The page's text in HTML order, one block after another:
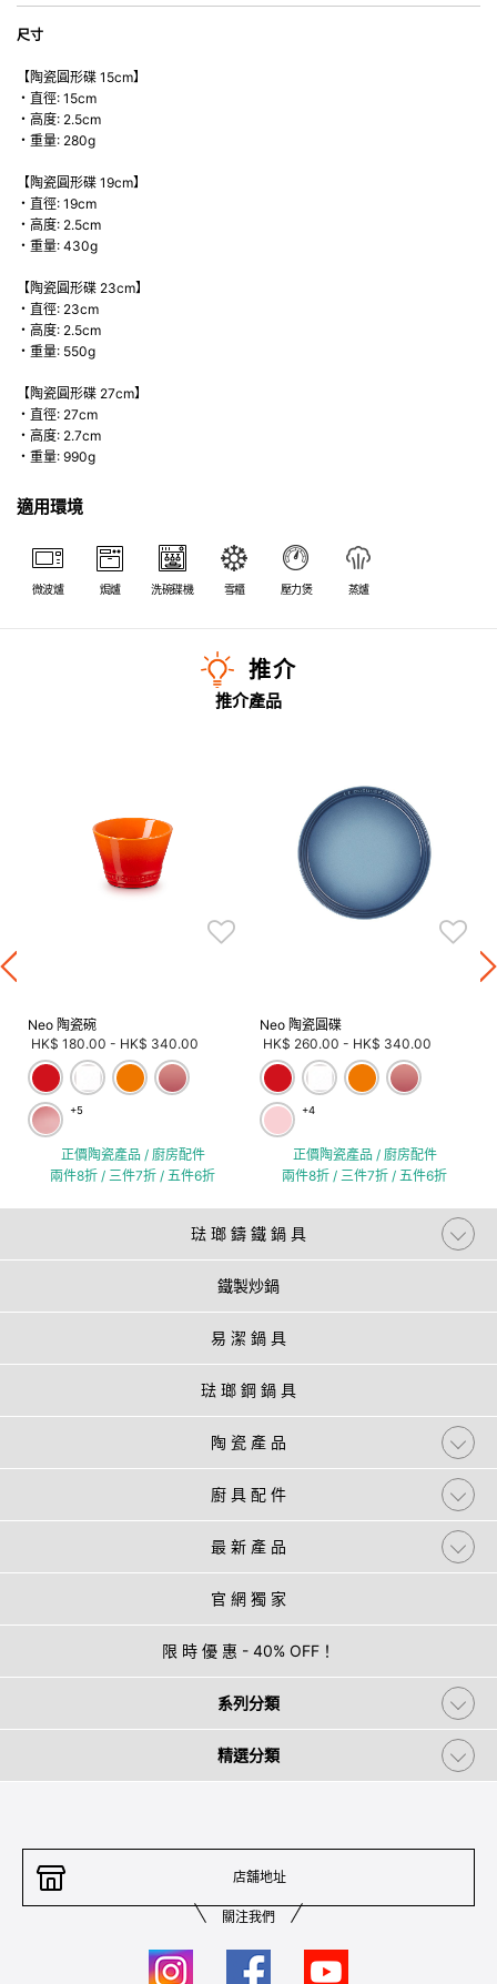
尺寸
【陶瓷圓形碟 15cm】
・直徑: 15cm
・高度: 2.5cm
・重量: 280g
【陶瓷圓形碟 19cm】
・直徑: 19cm
・高度: 2.5cm
・重量: 430g
【陶瓷圓形碟 23cm】
・直徑: 23cm
・高度: 2.5cm
・重量: 550g
【陶瓷圓形碟 27cm】
・直徑: 27cm
・高度: 2.7cm
・重量: 990g
適用環境
微波爐 焗爐 洗碗碟機 雪櫃 壓力煲 蒸爐
推介
推介產品
Neo 陶瓷碗
HK$ 180.00 - HK$ 340.00
+5
正價陶瓷產品 / 廚房配件
兩件8折 / 三件7折 / 五件6折
Neo 陶瓷圓碟
HK$ 260.00 - HK$ 340.00
+4
正價陶瓷產品 / 廚房配件
兩件8折 / 三件7折 / 五件6折
琺 瑯 鑄 鐵 鍋 具
鐵製炒鍋
易 潔 鍋 具
琺 瑯 鋼 鍋 具
陶 瓷 產 品
廚 具 配 件
最 新 產 品
官 網 獨 家
限 時 優 惠 - 40% OFF！
系列分類
精選分類
店舖地址
關注我們